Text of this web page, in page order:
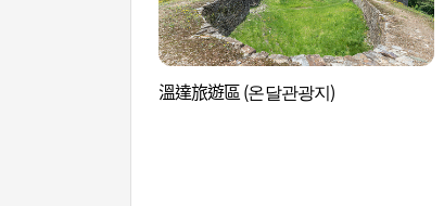
溫達旅遊區 (온달관광지)